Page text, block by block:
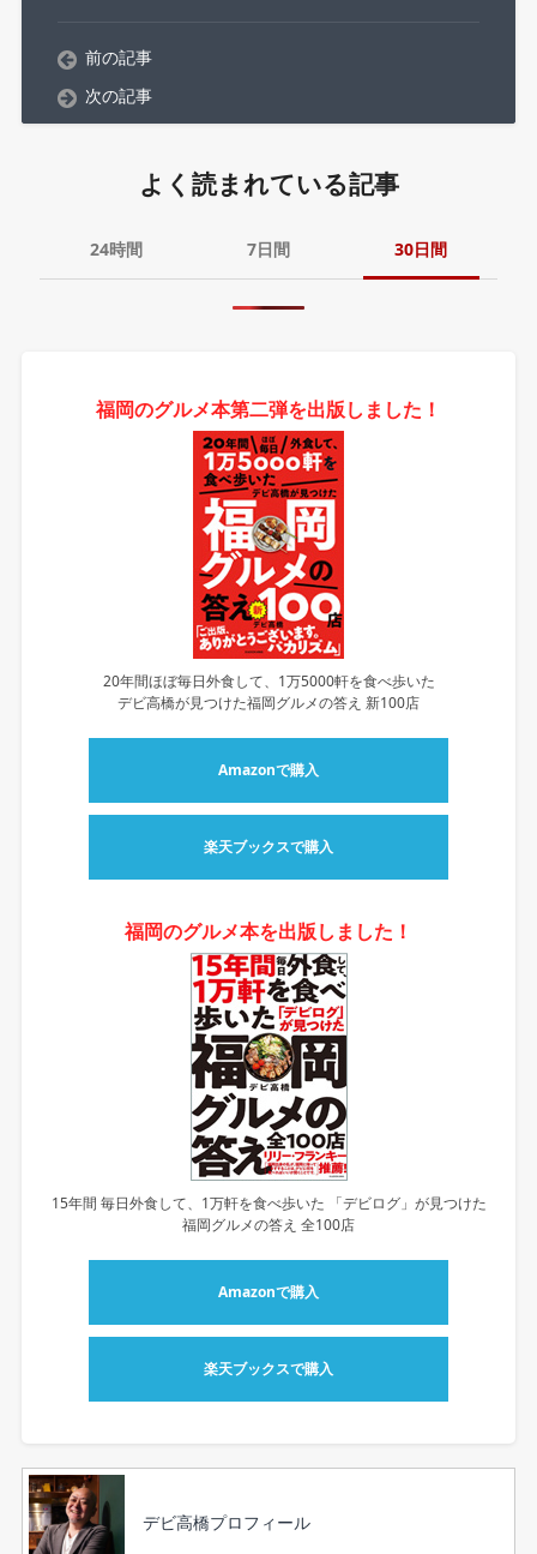
前の記事
次の記事
よく読まれている記事
24時間 7日間 30日間
福岡のグルメ本第二弾を出版しました！
20年間ほぼ毎日外食して、1万5000軒を食べ歩いた
デビ高橋が見つけた福岡グルメの答え 新100店
Amazonで購入
楽天ブックスで購入
福岡のグルメ本を出版しました！
15年間 毎日外食して、1万軒を食べ歩いた 「デビログ」が見つけた
福岡グルメの答え 全100店
Amazonで購入
楽天ブックスで購入
デビ高橋プロフィール